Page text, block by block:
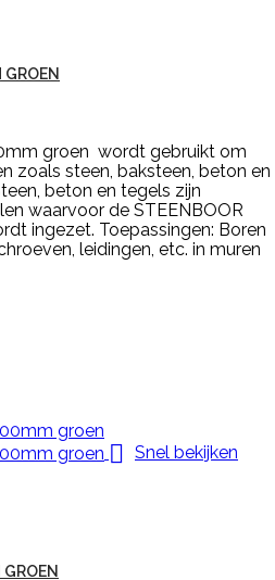
groen wordt gebruikt om
zoals steen, baksteen, beton en
beton en tegels zijn
waarvoor de STEENBOOR
ingezet. Toepassingen: Boren
leidingen, etc. in muren
 Snel bekijken